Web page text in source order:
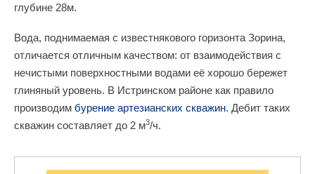
глубине 28м.
Вода, поднимаемая с известнякового горизонта Зорина,
отличается отличным качеством: от взаимодействия с
нечистыми поверхностными водами её хорошо бережет
глиняный уровень. В Истринском районе как правило
производим бурение артезианских скважин. Дебит таких
скважин составляет до 2 м3/ч.